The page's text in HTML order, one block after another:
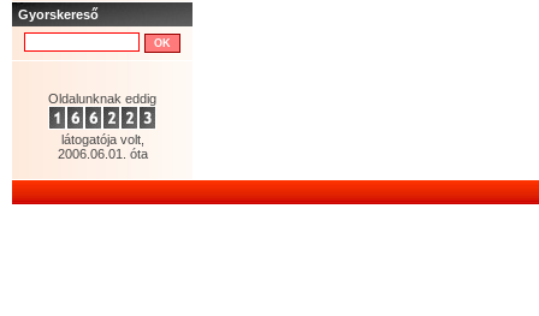
Gyorskereső
Oldalunknak eddig
látogatója volt,
2006.06.01. óta